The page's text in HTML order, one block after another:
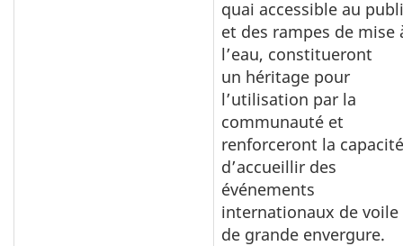
quai accessible au
et des rampes de mise
l’eau, constitueront
un héritage pour
l’utilisation par la
communauté et
renforceront la capacité
d’accueillir des
événements
internationaux de voile
de grande envergure.